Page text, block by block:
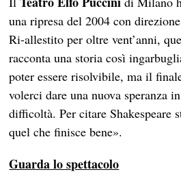
una ripresa del 2004 con
Ri-allestito per oltre vent’anni,
racconta una storia così
poter essere risolvibile, ma il
volerci dare una nuova speranza
difficoltà. Per citare Shakespeare
quel che finisce bene».
Guarda lo spettacolo